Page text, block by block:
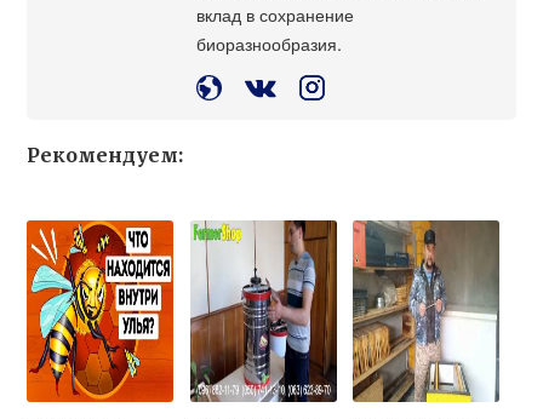
вклад в сохранение
биоразнообразия.
Рекомендуем: